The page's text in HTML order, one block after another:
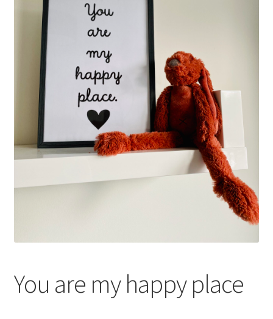
Mijn account
Privacybeleid
Terugbetaal- en retourneringsbeleid
Waarom Bijzonder&Lief?
Winkel
Winkelwagen
You are my happy place